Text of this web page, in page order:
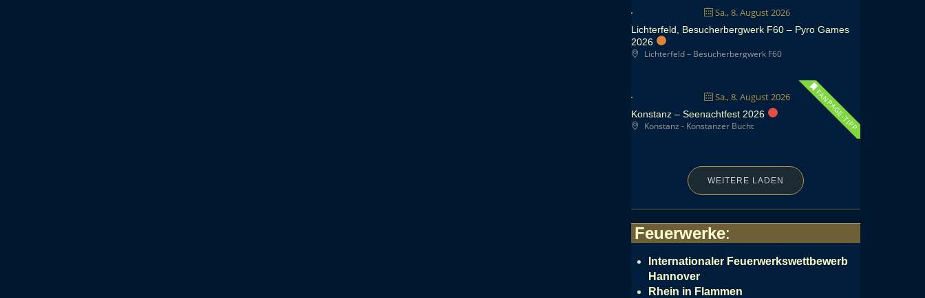
Sa., 8. August 2026
Lichterfeld, Besucherbergwerk F60 – Pyro Games
2026
Lichterfeld – Besucherbergwerk F60
Sa., 8. August 2026 FANPAGE-TIPP
Konstanz – Seenachtfest 2026
Konstanz - Konstanzer Bucht
WEITERE LADEN
Feuerwerke:
Internationaler Feuerwerkswettbewerb
Hannover
Rhein in Flammen